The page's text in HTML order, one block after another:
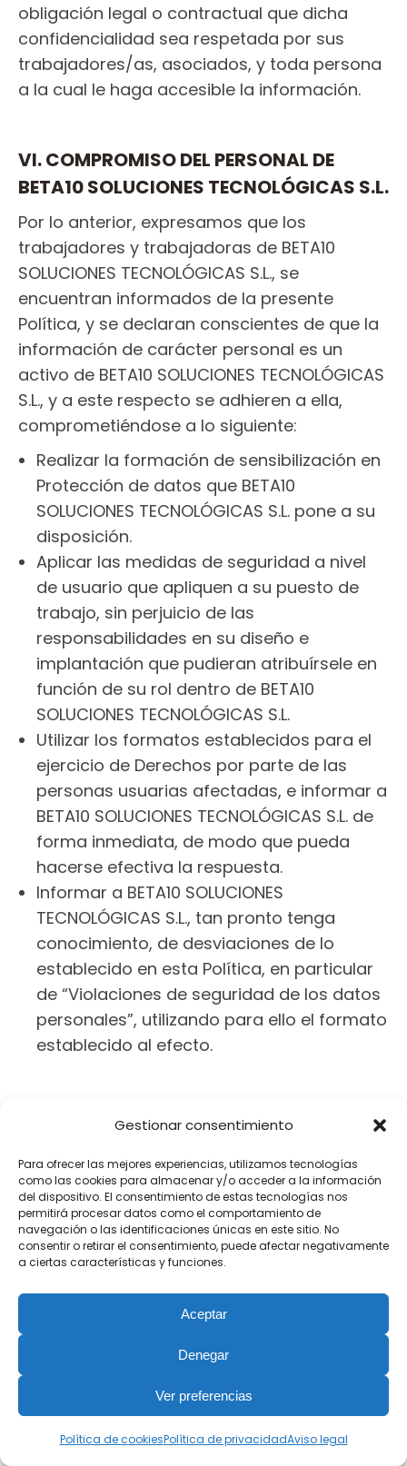
Gestionar consentimiento
Para ofrecer las mejores experiencias, utilizamos tecnologías
como las cookies para almacenar y/o acceder a la información
del dispositivo. El consentimiento de estas tecnologías nos
permitirá procesar datos como el comportamiento de
navegación o las identificaciones únicas en este sitio. No
consentir o retirar el consentimiento, puede afectar negativamente
a ciertas características y funciones.
Aceptar
Denegar
Ver preferencias
Política de cookiesPolítica de privacidadAviso legal
obligación legal o contractual que dicha
confidencialidad sea respetada por sus
trabajadores/as, asociados, y toda persona
a la cual le haga accesible la información.
VI. COMPROMISO DEL PERSONAL DE
BETA10 SOLUCIONES TECNOLÓGICAS S.L.
Por lo anterior, expresamos que los
trabajadores y trabajadoras de BETA10
SOLUCIONES TECNOLÓGICAS S.L., se
encuentran informados de la presente
Política, y se declaran conscientes de que la
información de carácter personal es un
activo de BETA10 SOLUCIONES TECNOLÓGICAS
S.L., y a este respecto se adhieren a ella,
comprometiéndose a lo siguiente:
Realizar la formación de sensibilización en
Protección de datos que BETA10
SOLUCIONES TECNOLÓGICAS S.L. pone a su
disposición.
Aplicar las medidas de seguridad a nivel
de usuario que apliquen a su puesto de
trabajo, sin perjuicio de las
responsabilidades en su diseño e
implantación que pudieran atribuírsele en
función de su rol dentro de BETA10
SOLUCIONES TECNOLÓGICAS S.L.
Utilizar los formatos establecidos para el
ejercicio de Derechos por parte de las
personas usuarias afectadas, e informar a
BETA10 SOLUCIONES TECNOLÓGICAS S.L. de
forma inmediata, de modo que pueda
hacerse efectiva la respuesta.
Informar a BETA10 SOLUCIONES
TECNOLÓGICAS S.L., tan pronto tenga
conocimiento, de desviaciones de lo
establecido en esta Política, en particular
de “Violaciones de seguridad de los datos
personales”, utilizando para ello el formato
establecido al efecto.
VII. CONTROL Y EVALUACIÓN
realizará una verificación, evaluación y
valoración anual, así como cada vez que
haya cambios significativos en los
tratamientos de datos, de la eficacia de las
garantizar la seguridad del tratamiento.
BETA10 SOLUCIONES TECNOLÓGICAS S.L.